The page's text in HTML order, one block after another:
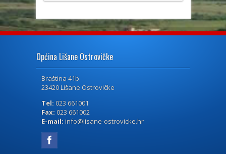
Općina Lišane Ostrovičke
Braština 41b
23420 Lišane Ostrovičke
Tel: 023 661001
Fax: 023 661002
E-mail: info@lisane-ostrovicke.hr